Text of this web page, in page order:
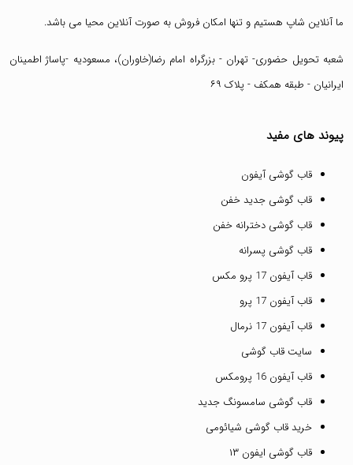
ما آنلاین شاپ هستیم و تنها امکان فروش به صورت آنلاین محیا می باشد.
شعبه تحویل حضوری- تهران - بزرگراه امام رضا(خاوران)، مسعودیه -پاساژ اطمینان
ایرانیان - طبقه همکف - پلاک ۶۹
پیوند های مفید
قاب گوشی آیفون
قاب گوشی جدید خفن
قاب گوشی دخترانه خفن
قاب گوشی پسرانه
قاب آیفون 17 پرو مکس
قاب آیفون 17 پرو
قاب آیفون 17 نرمال
سایت قاب گوشی
قاب آیفون 16 پرومکس
قاب گوشی سامسونگ جدید
خرید قاب گوشی شیائومی
قاب گوشی ایفون ۱۳